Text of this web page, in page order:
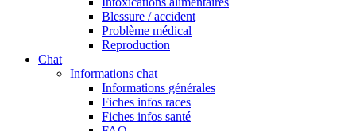
Blessure / accident
Problème médical
Reproduction
Chat
Informations chat
Informations générales
Fiches infos races
Fiches infos santé